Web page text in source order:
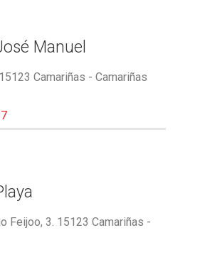
Manuel
Camariñas - Camariñas
Feijoo, 3. 15123 Camariñas -